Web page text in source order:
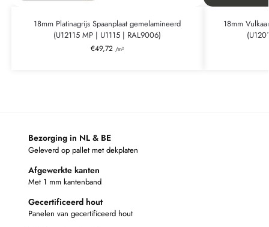
18mm Platinagrijs Spaanplaat gemelamineerd
(U12115 MP | U1115 | RAL9006)
€49,72 /m²
18mm
Bezorging in NL & BE
Geleverd op pallet met dekplaten
Afgewerkte kanten
Met 1 mm kantenband
Gecertificeerd hout
Panelen van gecertificeerd hout